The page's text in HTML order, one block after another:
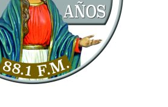
no es un fin en sí mismo,
dedicada a la difusión del
Cada sacerdote es llamado a ser
para su rebaño.
de la Iglesia se encuentra el
Evangelio a todos los rincones del